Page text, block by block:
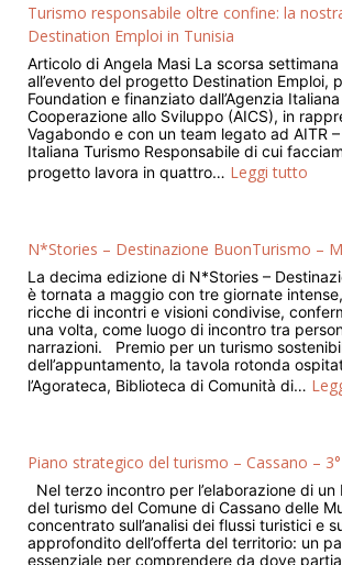
Turismo responsabile oltre confine: la
Destination Emploi in Tunisia
Articolo di Angela Masi La scorsa
all’evento del progetto Destination Emploi,
Foundation e finanziato dall’Agenzia
Cooperazione allo Sviluppo (AICS), in
Vagabondo e con un team legato ad AITR
Italiana Turismo Responsabile di cui
progetto lavora in quattro… Leggi tutto
N*Stories – Destinazione BuonTurismo –
La decima edizione di N*Stories –
è tornata a maggio con tre giornate
ricche di incontri e visioni condivise,
una volta, come luogo di incontro tra
narrazioni. Premio per un turismo
dell’appuntamento, la tavola rotonda
l’Agorateca, Biblioteca di Comunità di…
Piano strategico del turismo – Cassano –
Nel terzo incontro per l’elaborazione di
del turismo del Comune di Cassano delle
concentrato sull’analisi dei flussi turistici e
approfondito dell’offerta del territorio: un
essenziale per comprendere da dove